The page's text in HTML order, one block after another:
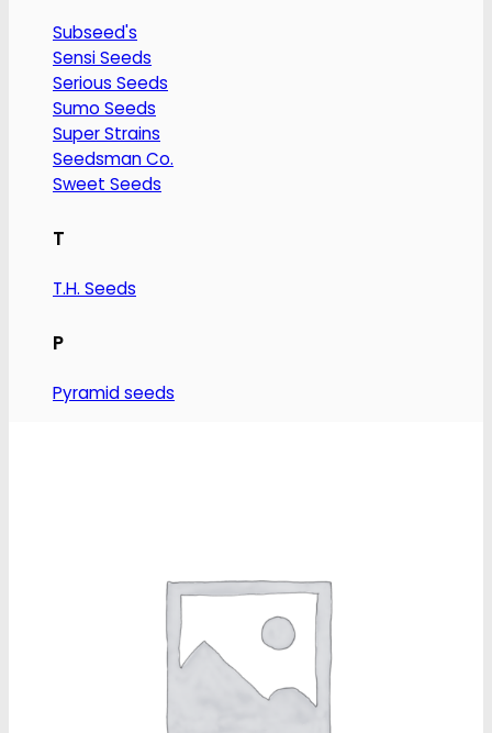
Subseed's
Sensi Seeds
Serious Seeds
Sumo Seeds
Super Strains
Seedsman Co.
Sweet Seeds
T
T.H. Seeds
P
Pyramid seeds
World of Seeds
varianter.
Mulighederne
vælges
varesiden